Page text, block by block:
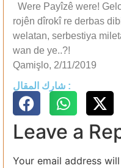
Were Payîzê were!
rojên dîrokî re derbas
welatan, serbestiya
wan de ye..?!
Qamişlo, 2/11/2019
شارك المقال :
Leave a
Your email address